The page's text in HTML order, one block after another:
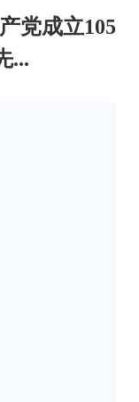
党成立105
...